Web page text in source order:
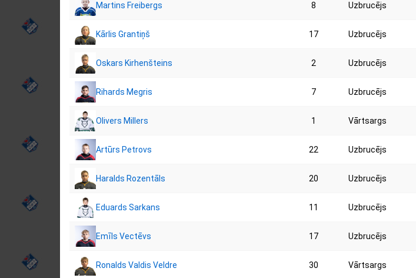
Martins Freibergs 8 Uzbrucējs
Kārlis Grantiņš 17 Uzbrucējs
Oskars Kirhenšteins 2 Uzbrucējs
Rihards Megris 7 Uzbrucējs
Olivers Millers 1 Vārtsargs
Artūrs Petrovs 22 Uzbrucējs
Haralds Rozentāls 20 Uzbrucējs
Eduards Sarkans 11 Uzbrucējs
Emīls Vectēvs 17 Uzbrucējs
Ronalds Valdis Veldre 30 Vārtsargs